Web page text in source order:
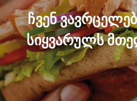
ᲩᲕᲔᲜ
ᲡᲘᲧᲕᲐᲠᲣᲚᲡ